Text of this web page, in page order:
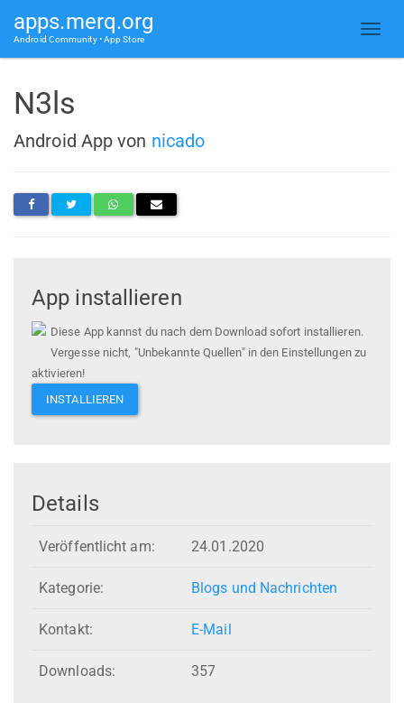
apps.merq.org
Android Community • App Store
N3ls
Android App von nicado
App installieren
Diese App kannst du nach dem Download sofort installieren.
Vergesse nicht, "Unbekannte Quellen" in den Einstellungen zu
aktivieren!
INSTALLIEREN
Details
Veröffentlicht am: 24.01.2020
Kategorie: Blogs und Nachrichten
Kontakt: E-Mail
Downloads: 357